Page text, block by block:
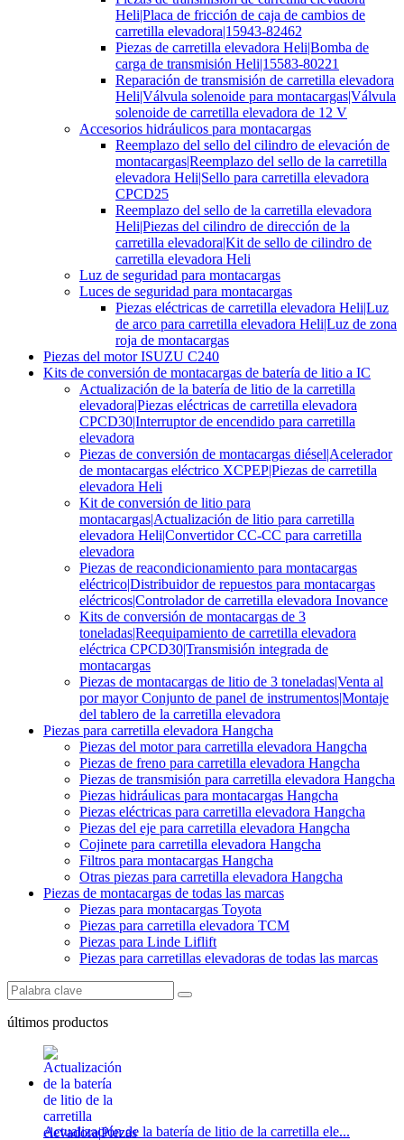
Heli|Placa de fricción de caja de cambios de
carretilla elevadora|15943-82462
Piezas de carretilla elevadora Heli|Bomba de
carga de transmisión Heli|15583-80221
Reparación de transmisión de carretilla elevadora
Heli|Válvula solenoide para montacargas|Válvula
solenoide de carretilla elevadora de 12 V
Accesorios hidráulicos para montacargas
Reemplazo del sello del cilindro de elevación de
montacargas|Reemplazo del sello de la carretilla
elevadora Heli|Sello para carretilla elevadora
CPCD25
Reemplazo del sello de la carretilla elevadora
Heli|Piezas del cilindro de dirección de la
carretilla elevadora|Kit de sello de cilindro de
carretilla elevadora Heli
Luz de seguridad para montacargas
Luces de seguridad para montacargas
Piezas eléctricas de carretilla elevadora Heli|Luz
de arco para carretilla elevadora Heli|Luz de zona
roja de montacargas
Piezas del motor ISUZU C240
Kits de conversión de montacargas de batería de litio a IC
Actualización de la batería de litio de la carretilla
elevadora|Piezas eléctricas de carretilla elevadora
CPCD30|Interruptor de encendido para carretilla
elevadora
Piezas de conversión de montacargas diésel|Acelerador
de montacargas eléctrico XCPEP|Piezas de carretilla
elevadora Heli
Kit de conversión de litio para
montacargas|Actualización de litio para carretilla
elevadora Heli|Convertidor CC-CC para carretilla
elevadora
Piezas de reacondicionamiento para montacargas
eléctrico|Distribuidor de repuestos para montacargas
eléctricos|Controlador de carretilla elevadora Inovance
Kits de conversión de montacargas de 3
toneladas|Reequipamiento de carretilla elevadora
eléctrica CPCD30|Transmisión integrada de
montacargas
Piezas de montacargas de litio de 3 toneladas|Venta al
por mayor Conjunto de panel de instrumentos|Montaje
del tablero de la carretilla elevadora
Piezas para carretilla elevadora Hangcha
Piezas del motor para carretilla elevadora Hangcha
Piezas de freno para carretilla elevadora Hangcha
Piezas de transmisión para carretilla elevadora Hangcha
Piezas hidráulicas para montacargas Hangcha
Piezas eléctricas para carretilla elevadora Hangcha
Piezas del eje para carretilla elevadora Hangcha
Cojinete para carretilla elevadora Hangcha
Filtros para montacargas Hangcha
Otras piezas para carretilla elevadora Hangcha
Piezas de montacargas de todas las marcas
Piezas para montacargas Toyota
Piezas para carretilla elevadora TCM
Piezas para Linde Liflift
Piezas para carretillas elevadoras de todas las marcas
últimos productos
Actualización de la batería de litio de la carretilla ele...